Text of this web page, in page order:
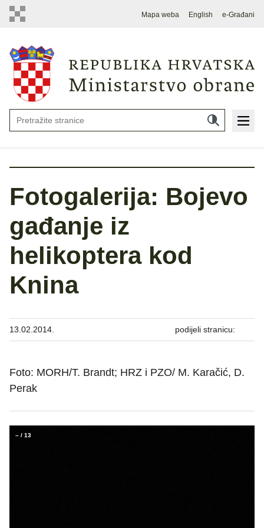
Mapa weba English e-Građani
Fotogalerija: Bojevo
gađanje iz
helikoptera kod
Knina
13.02.2014. podijeli stranicu:
Foto: MORH/T. Brandt; HRZ i PZO/ M. Karačić, D.
Perak
– / 13